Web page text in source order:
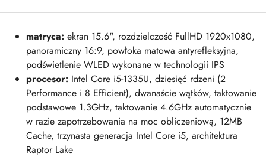
matryca: ekran 15.6", rozdzielczość FullHD 1920x1080,
panoramiczny 16:9, powłoka matowa antyrefleksyjna,
podświetlenie WLED wykonane w technologii IPS
procesor: Intel Core i5-1335U, dziesięć rdzeni (2
Performance i 8 Efficient), dwanaście wątków, taktowanie
podstawowe 1.3GHz, taktowanie 4.6GHz automatycznie
w razie zapotrzebowania na moc obliczeniową, 12MB
Cache, trzynasta generacja Intel Core i5, architektura
Raptor Lake